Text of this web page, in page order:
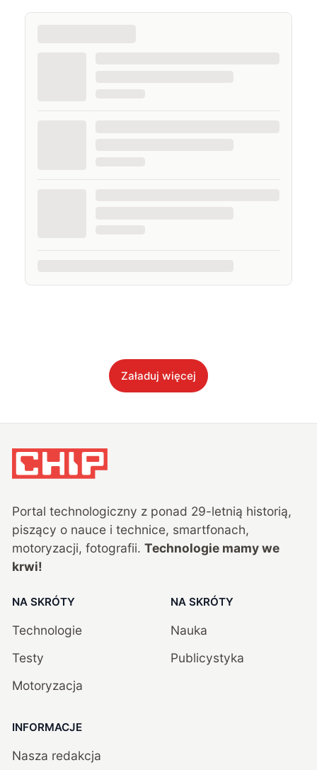
Załaduj więcej
Portal technologiczny z ponad 29-letnią historią,
piszący o nauce i technice, smartfonach,
motoryzacji, fotografii. Technologie mamy we
krwi!
NA SKRÓTY
Technologie
Testy
Motoryzacja
NA SKRÓTY
Nauka
Publicystyka
INFORMACJE
Nasza redakcja